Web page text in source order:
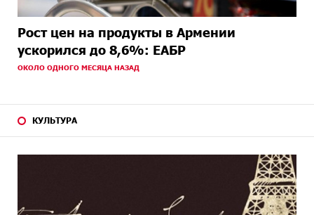
Рост цен на продукты в Армении
ускорился до 8,6%: ЕАБР
ОКОЛО ОДНОГО МЕСЯЦА НАЗАД
КУЛЬТУРА